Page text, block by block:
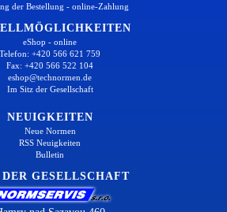
der Bestellung - online-Zahlung
eShop - online
Telefon: +420 566 621 759
Fax: +420 566 522 104
eshop@technormen.de
Im Sitz der Gesellschaft
NEUIGKEITEN
Neue Normen
RSS Neuigkeiten
Bulletin
GESELLSCHAFT